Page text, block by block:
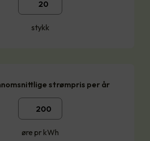
stykk
strømpris per år
øre pr kWh